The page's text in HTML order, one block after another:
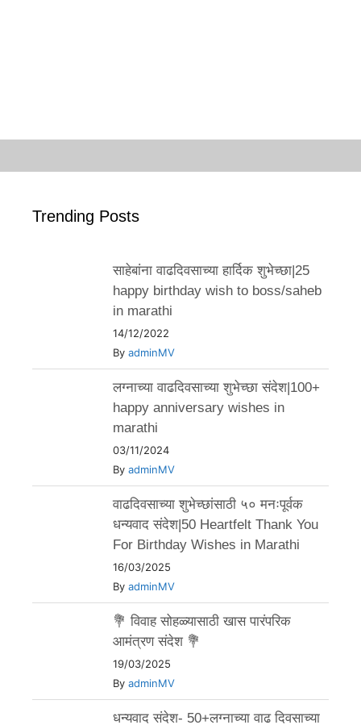
Trending Posts
साहेबांना वाढदिवसाच्या हार्दिक शुभेच्छा|25
happy birthday wish to boss/saheb
in marathi
14/12/2022
By adminMV
लग्नाच्या वाढदिवसाच्या शुभेच्छा संदेश|100+
happy anniversary wishes in
marathi
03/11/2024
By adminMV
वाढदिवसाच्या शुभेच्छांसाठी ५० मनःपूर्वक
धन्यवाद संदेश|50 Heartfelt Thank You
For Birthday Wishes in Marathi
16/03/2025
By adminMV
💐 विवाह सोहळ्यासाठी खास पारंपरिक
आमंत्रण संदेश 💐
19/03/2025
By adminMV
धन्यवाद संदेश- 50+लग्नाच्या वाढ दिवसाच्या